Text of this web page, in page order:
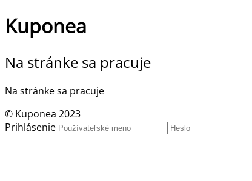
Kuponea
Na stránke sa pracuje
Na stránke sa pracuje
© Kuponea 2023
Prihlásenie